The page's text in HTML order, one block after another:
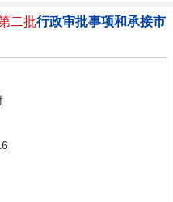
二批行政审批事项和承接市